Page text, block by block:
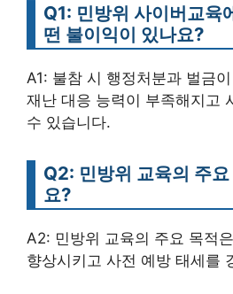
Q1: 민방위 사이버교육
떤 불이익이 있나요?
A1: 불참 시 행정처분과 벌금
재난 대응 능력이 부족해지고
수 있습니다.
Q2: 민방위 교육의 주
요?
A2: 민방위 교육의 주요 목적
향상시키고 사전 예방 태세를